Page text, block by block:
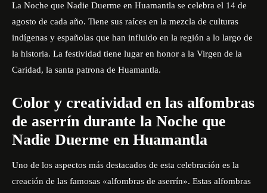
La Noche que Nadie Duerme en Huamantla se celebra el 14 de
agosto de cada año. Tiene sus raíces en la mezcla de culturas
indígenas y españolas que han influido en la región a lo largo de
la historia. La festividad tiene lugar en honor a la Virgen de la
Caridad, la santa patrona de Huamantla.
Color y creatividad en las alfombras
de aserrín durante la Noche que
Nadie Duerme en Huamantla
Uno de los aspectos más destacados de esta celebración es la
creación de las famosas «alfombras de aserrín». Estas alfombras